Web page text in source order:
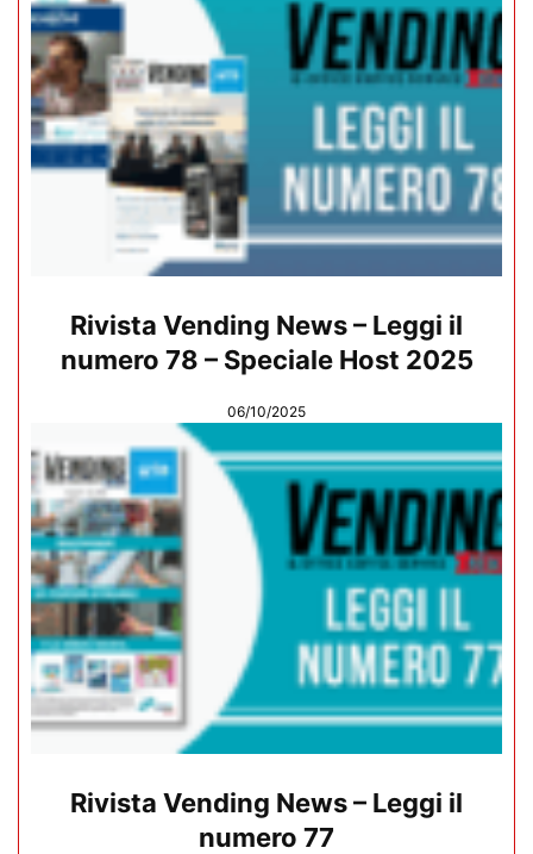
Rivista Vending News – Leggi il
numero 78 – Speciale Host 2025
06/10/2025
Rivista Vending News – Leggi il
numero 77